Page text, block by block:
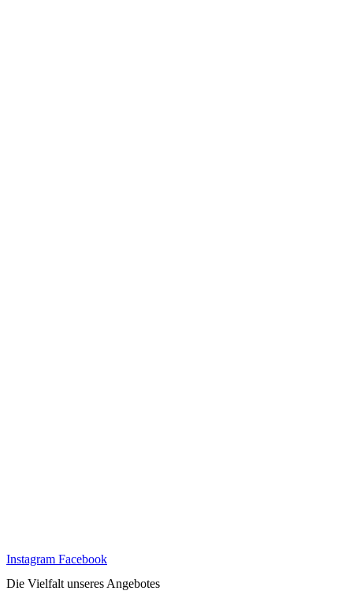
Instagram Facebook
Die Vielfalt unseres Angebotes